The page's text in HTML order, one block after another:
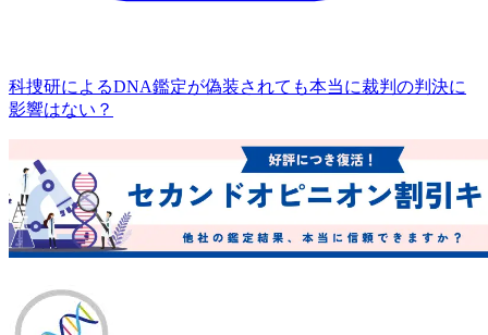
科捜研によるDNA鑑定が偽装されても本当に裁判の判決に
影響はない？